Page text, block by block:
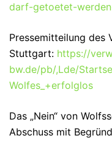
darf-getoetet-
Pressemitteilung des
Stuttgart: https://
bw.de/pb/,Lde/
Wolfes_+erfolglos
Das „Nein“ von
Abschuss mit